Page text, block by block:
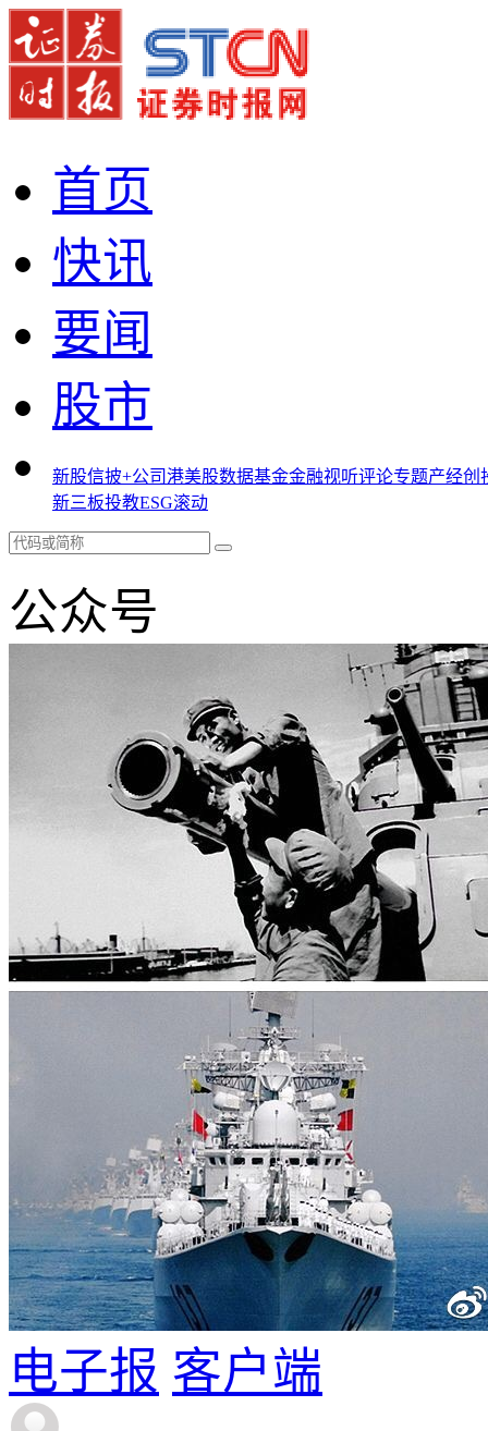
首页
快讯
要闻
股市
新股信披+公司港美股数据基金金融视听评论专题产经创
新三板投教ESG滚动
公众号
电子报 客户端